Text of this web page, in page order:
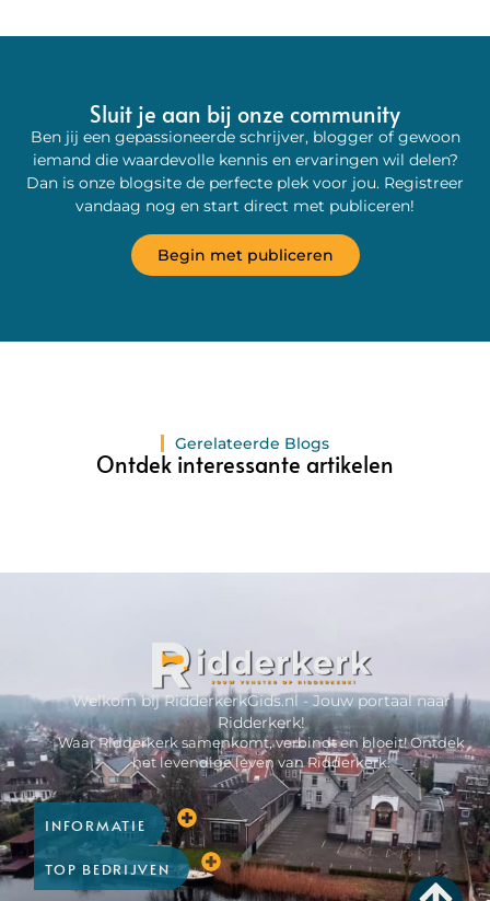
Sluit je aan bij onze community
Ben jij een gepassioneerde schrijver, blogger of gewoon
iemand die waardevolle kennis en ervaringen wil delen?
Dan is onze blogsite de perfecte plek voor jou. Registreer
vandaag nog en start direct met publiceren!
Begin met publiceren
Gerelateerde Blogs
Ontdek interessante artikelen
Welkom bij RidderkerkGids.nl - Jouw portaal naar
Ridderkerk!
Waar Ridderkerk samenkomt, verbindt en bloeit! Ontdek
het levendige leven van Ridderkerk.
INFORMATIE
TOP BEDRIJVEN